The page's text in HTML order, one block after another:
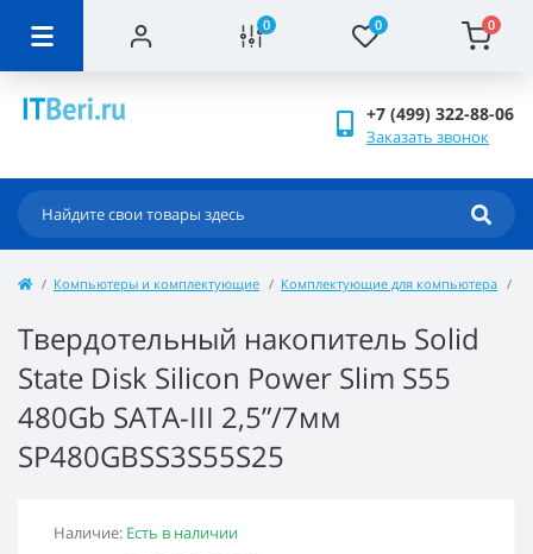
0 0 0
+7 (499) 322-88-06
Заказать звонок
Компьютеры и комплектующие Комплектующие для компьютера
Твердотельный накопитель Solid
State Disk Silicon Power Slim S55
480Gb SATA-III 2,5”/7мм
SP480GBSS3S55S25
Наличие: Есть в наличии